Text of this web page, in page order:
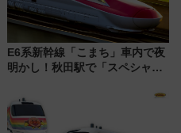
E6系新幹線「こまち」車内で夜
明かし！秋田駅で「スペシャル
法は？